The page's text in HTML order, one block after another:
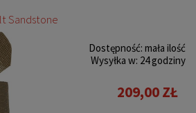
Sandstone
Dostępność: mała ilość
Wysyłka w: 24 godziny
209,00 ZŁ